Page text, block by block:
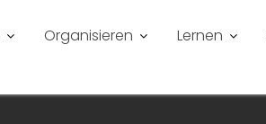
Organisieren Lernen